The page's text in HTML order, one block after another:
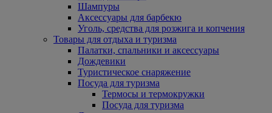
Шампуры
Аксессуары для барбекю
Уголь, средства для розжига и копчения
Товары для отдыха и туризма
Палатки, спальники и аксессуары
Дождевики
Туристическое снаряжение
Посуда для туризма
Термосы и термокружки
Посуда для туризма